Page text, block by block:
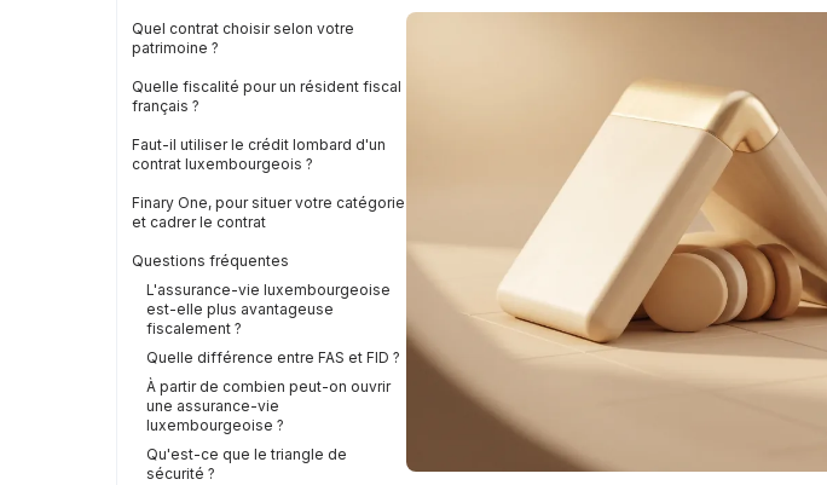
Quel contrat choisir selon votre
patrimoine ?
Quelle fiscalité pour un résident fiscal
français ?
Faut-il utiliser le crédit lombard d'un
contrat luxembourgeois ?
Finary One, pour situer votre catégorie
et cadrer le contrat
Questions fréquentes
L'assurance-vie luxembourgeoise
est-elle plus avantageuse
fiscalement ?
Quelle différence entre FAS et FID ?
À partir de combien peut-on ouvrir
une assurance-vie
luxembourgeoise ?
Qu'est-ce que le triangle de
sécurité ?